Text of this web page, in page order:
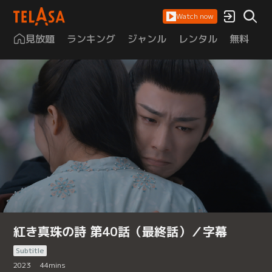
Watch now
見放題 ランキング ジャンル レンタル 無料
紅き真珠の詩 第40話（最終話）／字幕
Subtitle
2023
44mins